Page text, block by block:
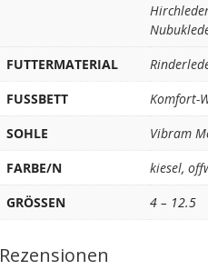
FUTTERMATERIAL
FUSSBETT
Komfort-
SOHLE
Vibram
FARBE/N
kiesel,
GRÖSSEN
4 – 12.5
Rezensionen